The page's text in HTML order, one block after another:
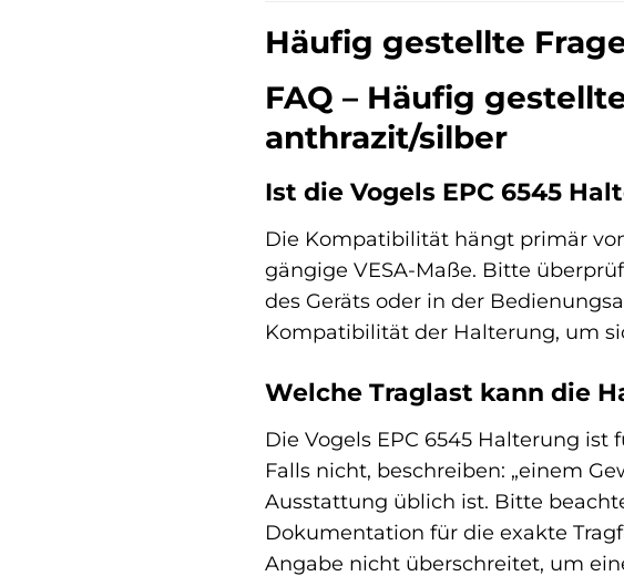
Häufig gestellte
FAQ – Häufig
anthrazit/silber
Ist die Vogels EPC 6545
Die Kompatibilität hängt primär
gängige VESA-Maße. Bitte
des Geräts oder in der
Kompatibilität der Halterung, um
Welche Traglast kann die
Die Vogels EPC 6545 Halterung
Falls nicht, beschreiben: „einem
Ausstattung üblich ist. Bitte
Dokumentation für die exakte
Angabe nicht überschreitet, um